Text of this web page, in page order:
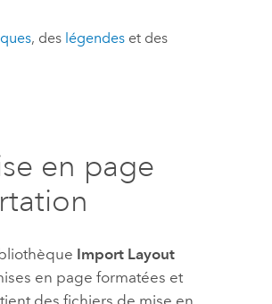
, des légendes et des
en page
Import Layout
en page formatées et
des fichiers de mise en